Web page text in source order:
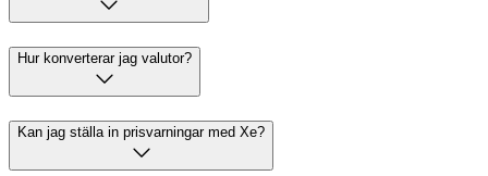
Hur konverterar jag valutor?
Kan jag ställa in prisvarningar med Xe?